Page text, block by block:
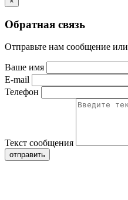
Обратная связь
Отправьте нам сообщение
Ваше имя
E-mail
Телефон
Текст сообщения
отправить